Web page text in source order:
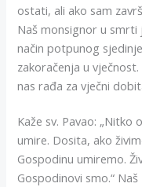
ostati, ali ako sam
Naš monsignor u smrti
način potpunog
zakoračenja u
nas rađa za vječni
Kaže sv. Pavao: „Nitko
umire. Dosita, ako
Gospodinu umiremo.
Gospodinovi smo.“